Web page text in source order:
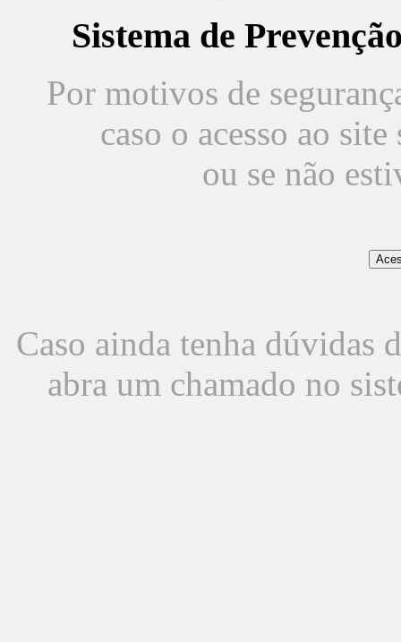
Sistema de
Por motivos de
caso o acesso ao
ou se não
Caso ainda tenha dúvidas
abra um chamado no